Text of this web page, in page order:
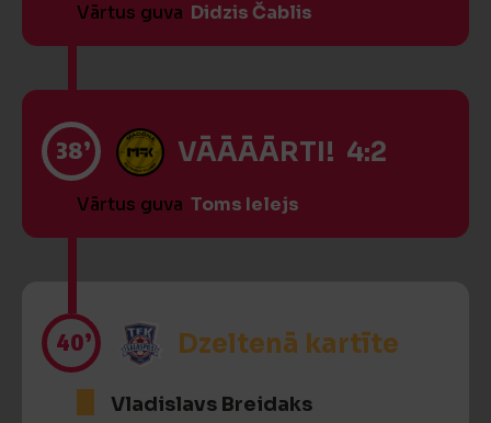
Vārtus guva Didzis Čablis
38’ VĀĀĀĀRTI! 4:2
Vārtus guva Toms Ielejs
40’ Dzeltenā kartīte
Vladislavs Breidaks